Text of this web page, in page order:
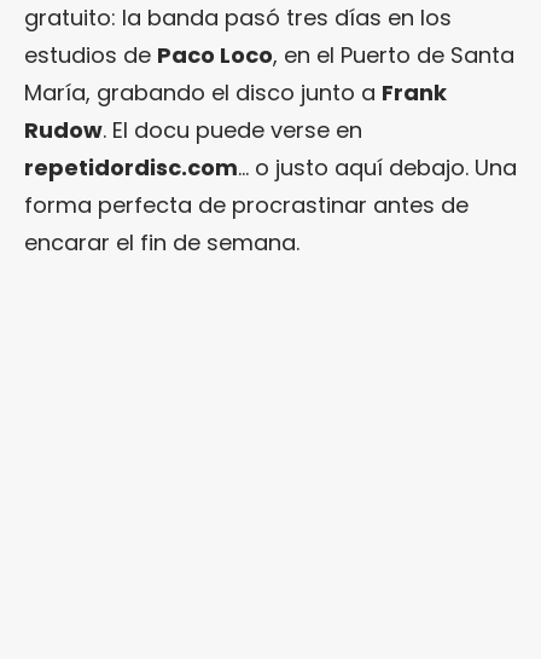
gratuito: la banda pasó tres días en los
estudios de Paco Loco, en el Puerto de Santa
María, grabando el disco junto a Frank
Rudow. El docu puede verse en
repetidordisc.com… o justo aquí debajo. Una
forma perfecta de procrastinar antes de
encarar el fin de semana.